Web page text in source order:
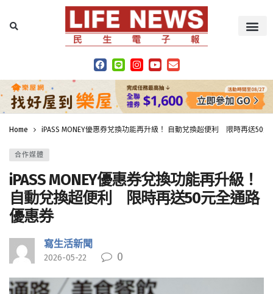
Home iPASS MONEY優惠券兌換功能再升級！ 自動兌換超便利 限時再送50元
合作媒體
iPASS MONEY優惠券兌換功能再升級！
自動兌換超便利 限時再送50元全通路
優惠券
寫生活新聞
2026-05-22 0